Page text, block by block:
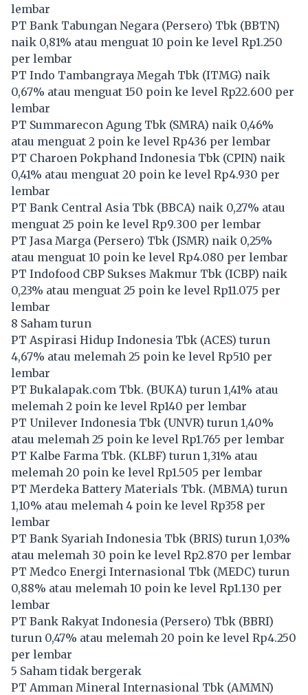
lembar
PT Bank Tabungan Negara (Persero) Tbk (BBTN)
naik 0,81% atau menguat 10 poin ke level Rp1.250
per lembar
PT Indo Tambangraya Megah Tbk (ITMG) naik
0,67% atau menguat 150 poin ke level Rp22.600 per
lembar
PT Summarecon Agung Tbk (SMRA) naik 0,46%
atau menguat 2 poin ke level Rp436 per lembar
PT Charoen Pokphand Indonesia Tbk (CPIN) naik
0,41% atau menguat 20 poin ke level Rp4.930 per
lembar
PT Bank Central Asia Tbk (BBCA) naik 0,27% atau
menguat 25 poin ke level Rp9.300 per lembar
PT Jasa Marga (Persero) Tbk (JSMR) naik 0,25%
atau menguat 10 poin ke level Rp4.080 per lembar
PT Indofood CBP Sukses Makmur Tbk (ICBP) naik
0,23% atau menguat 25 poin ke level Rp11.075 per
lembar
8 Saham turun
PT Aspirasi Hidup Indonesia Tbk (ACES) turun
4,67% atau melemah 25 poin ke level Rp510 per
lembar
PT Bukalapak.com Tbk. (BUKA) turun 1,41% atau
melemah 2 poin ke level Rp140 per lembar
PT Unilever Indonesia Tbk (UNVR) turun 1,40%
atau melemah 25 poin ke level Rp1.765 per lembar
PT Kalbe Farma Tbk. (KLBF) turun 1,31% atau
melemah 20 poin ke level Rp1.505 per lembar
PT Merdeka Battery Materials Tbk. (MBMA) turun
1,10% atau melemah 4 poin ke level Rp358 per
lembar
PT Bank Syariah Indonesia Tbk (BRIS) turun 1,03%
atau melemah 30 poin ke level Rp2.870 per lembar
PT Medco Energi Internasional Tbk (MEDC) turun
0,88% atau melemah 10 poin ke level Rp1.130 per
lembar
PT Bank Rakyat Indonesia (Persero) Tbk (BBRI)
turun 0,47% atau melemah 20 poin ke level Rp4.250
per lembar
5 Saham tidak bergerak
PT Amman Mineral Internasional Tbk (AMMN)